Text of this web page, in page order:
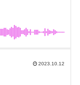
2023.10.12